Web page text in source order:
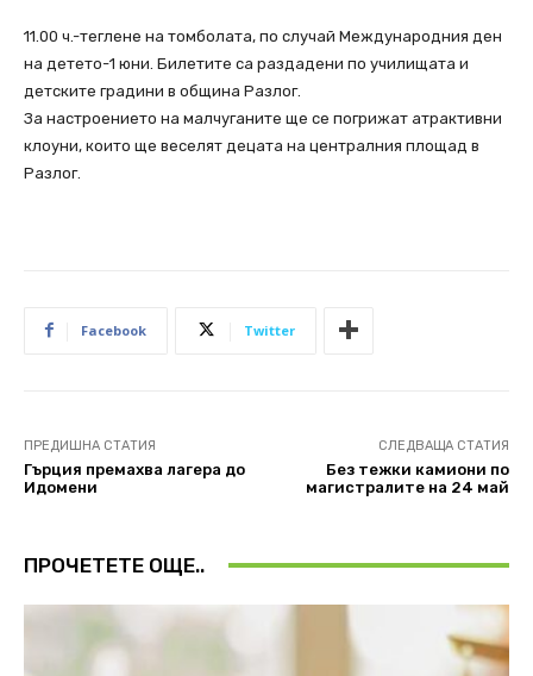
11.00 ч.-теглене на томболата, по случай Международния ден
на детето-1 юни. Билетите са раздадени по училищата и
детските градини в община Разлог.
За настроението на малчуганите ще се погрижат атрактивни
клоуни, които ще веселят децата на централния площад в
Разлог.
Facebook Twitter
ПРЕДИШНА СТАТИЯ
Гърция премахва лагера до
Идомени
СЛЕДВАЩА СТАТИЯ
Без тежки камиони по
магистралите на 24 май
ПРОЧЕТЕТЕ ОЩЕ..